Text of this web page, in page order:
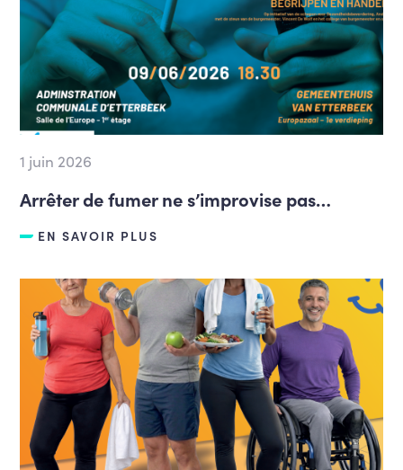
1 juin 2026
Arrêter de fumer ne s’improvise pas…
EN SAVOIR PLUS